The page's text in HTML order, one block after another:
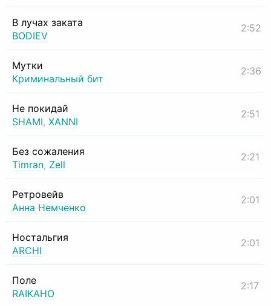
В лучах заката
BODIEV
2:52
Мутки
Криминальный бит
2:36
Не покидай
SHAMI, XANNI
2:51
Без сожаления
Timran, Zell
2:21
Ретровейв
Анна Немченко
2:01
Ностальгия
ARCHI
2:01
Поле
RAIKAHO
2:17